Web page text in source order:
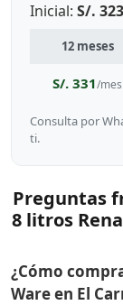
Inicial: S/. 323
12 meses
S/. 331/mes
Consulta por
ti.
Preguntas
8 litros
¿Cómo
Ware en El